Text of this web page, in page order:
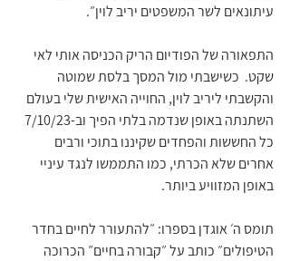
עיתונאים לשר המשפטים יריב לוין״.
התפאורה של הפודיום הריק הכניסה אותי לאי
שקט.  כשישבתי מול המסך בלסת שמוטה
והקשבתי ליריב לוין, החוייה האישית שלי בעולם
כל החששות והפחדים שקיננו בתוכי ורבים
אחרים שלא הכרתי, כמו התממשו לנגד עיניי
באופן המזוויע ביותר.
תומס ה׳ אוגדן בספרו: ״להתעורר לחיים בחדר
הטיפולים״ כותב על ״קבורה בחיים״ הכרוכה